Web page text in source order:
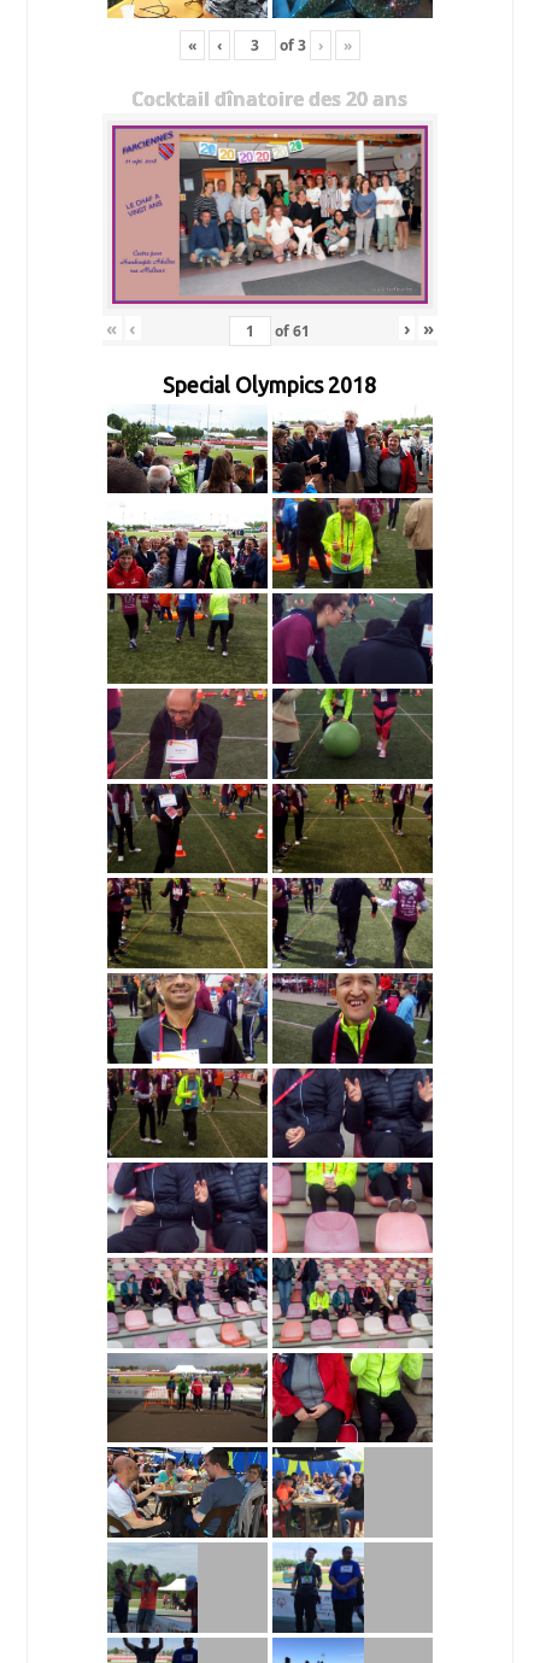
« ‹ of3 › »
Cocktail dînatoire des 20 ans
« ‹ of61 › »
Special Olympics 2018